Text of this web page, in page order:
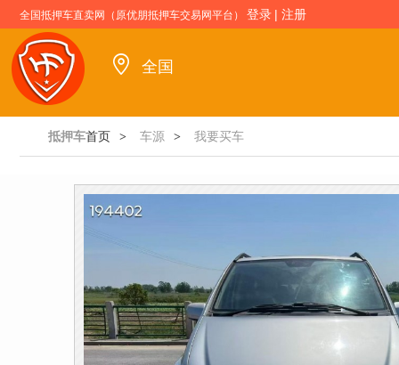
全国抵押车直卖网（原优朋抵押车交易网平台） 登录 | 注册
全国
抵押车首页 > 车源 > 我要买车